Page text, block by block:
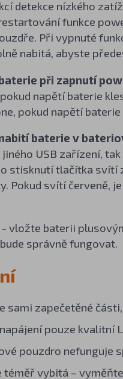
detekce nízkého
funkce
Při vypnuté
nabitá, abyste
při zapnutí
napětí baterie
pokud napětí baterie
baterie v
jiného USB zařízení,
stisknutí tlačítka svítí
Pokud svítí červeně,
- vložte baterii
správně fungovat.
sami zapečetěné
pouze kvalitní
pouzdro nefunguje
téměř vybitá –